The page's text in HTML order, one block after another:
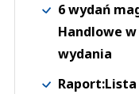
6 wydań
Handlowe
wydania